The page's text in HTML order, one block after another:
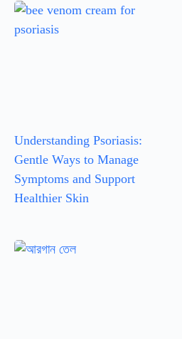
Understanding Psoriasis:
Gentle Ways to Manage
Symptoms and Support
Healthier Skin